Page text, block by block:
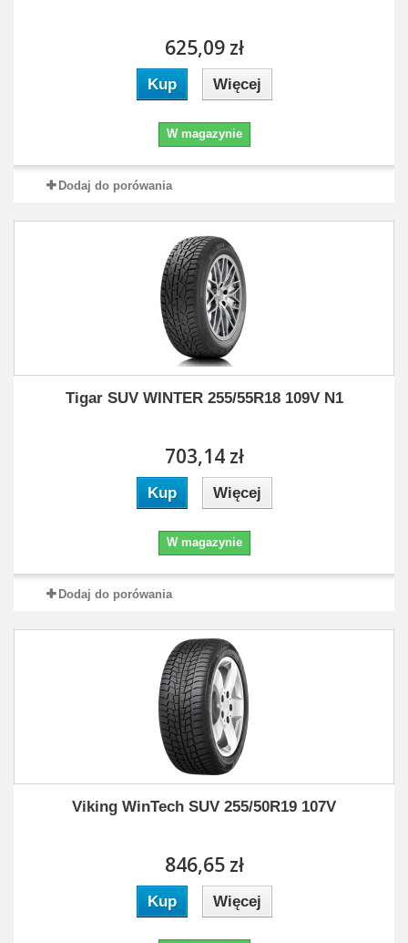
625,09 zł
Kup Więcej
W magazynie
Dodaj do porówania
Tigar SUV WINTER 255/55R18 109V N1
703,14 zł
Kup Więcej
W magazynie
Dodaj do porówania
Viking WinTech SUV 255/50R19 107V
846,65 zł
Kup Więcej